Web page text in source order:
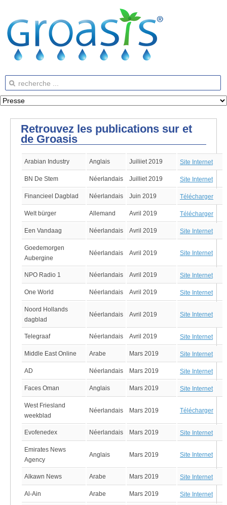
Retrouvez les publications sur et
de Groasis
Arabian Industry Anglais Juiliiet 2019 Site Internet
BN De Stem Néerlandais Juilliet 2019 Site Internet
Financieel Dagblad Néerlandais Juin 2019 Télécharger
Welt bürger Allemand Avril 2019 Télécharger
Een Vandaag Néerlandais Avril 2019 Site Internet
Goedemorgen
Aubergine
Néerlandais Avril 2019 Site Internet
NPO Radio 1 Néerlandais Avril 2019 Site Internet
One World Néerlandais Avril 2019 Site Internet
Noord Hollands
dagblad
Néerlandais Avril 2019 Site Internet
Telegraaf Néerlandais Avril 2019 Site Internet
Middle East Online Arabe Mars 2019 Site Internet
AD Néerlandais Mars 2019 Site Internet
Faces Oman Anglais Mars 2019 Site Internet
West Friesland
weekblad
Néerlandais Mars 2019 Télécharger
Evofenedex Néerlandais Mars 2019 Site Internet
Emirates News
Agency
Anglais Mars 2019 Site Internet
Alkawn News Arabe Mars 2019 Site Internet
Al-Ain Arabe Mars 2019 Site Internet